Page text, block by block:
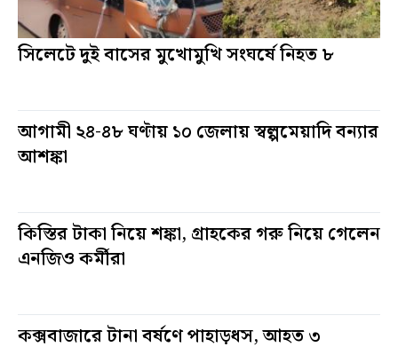
সিলেটে দুই বাসের মুখোমুখি সংঘর্ষে নিহত ৮
আগামী ২৪-৪৮ ঘণ্টায় ১০ জেলায় স্বল্পমেয়াদি বন্যার
আশঙ্কা
কিস্তির টাকা নিয়ে শঙ্কা, গ্রাহকের গরু নিয়ে গেলেন
এনজিও কর্মীরা
কক্সবাজারে টানা বর্ষণে পাহাড়ধস, আহত ৩